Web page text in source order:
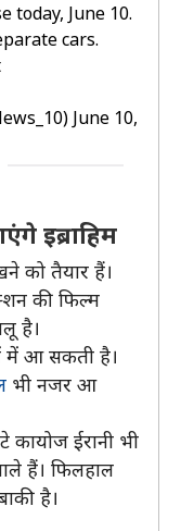
today, June 10.
cars.
June 10,
इब्राहिम
को तैयार हैं।
की फिल्म
है।
में आ सकती है।
भी नजर आ
कायोज ईरानी भी
हैं। फिलहाल
है।